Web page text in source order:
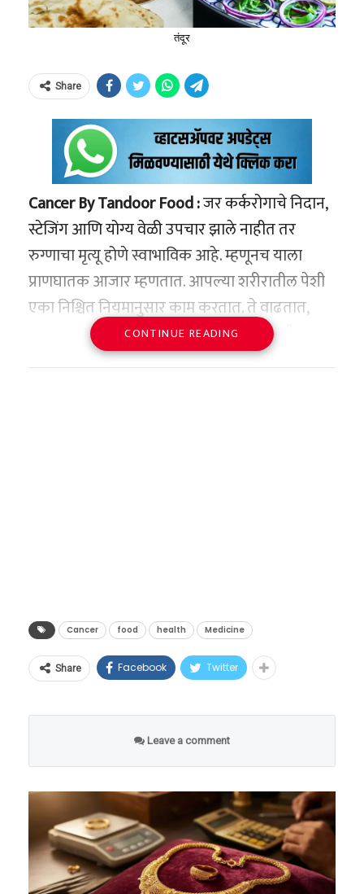
तंदूर
Share
Cancer By Tandoor Food :जर कर्करोगाचे निदान,
स्टेजिंग आणि योग्य वेळी उपचार झाले नाहीत तर
रुग्णाचा मृत्यू होणे स्वाभाविक आहे. म्हणूनच याला
प्राणघातक आजार म्हणतात. आपल्या शरीरातील पेशी
एका निश्चित नियमानुसार काम करतात. ते वाढतात,
काम करतात आणि नंतर मरतात, परंतु कधीकधी या
पेशी चुकीच्या होतात. हे आवश्यकतेपेक्षा जास्त वाढू
डॉक्टर म्हणतात की लोकांनी मायक्रोवेव्ह किंवा फ्रिजचा
जास्त वापर टाळावा. अन्न जपल्याने अन्नातील मूलभूत
CONTINUE READING
Cancer food health Medicine
Share Facebook Twitter
Leave a comment